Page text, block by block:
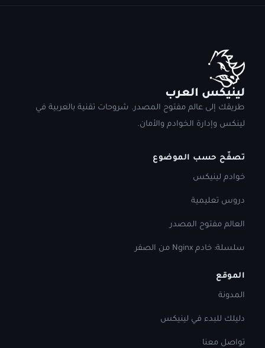
لينيكس العرب
طريقك إلى عالم مفتوح المصدر. شروحات تقنية بالعربية في
لينكس وإدارة الخوادم والأمان.
تصفّح حسب الموضوع
خوادم لينيكس
دروس تعليمية
العالم مفتوح المصدر
سلسلة: خادم Nginx من الصفر
الموقع
المدونة
دليلك للبدء في لينيكس
تواصل معنا